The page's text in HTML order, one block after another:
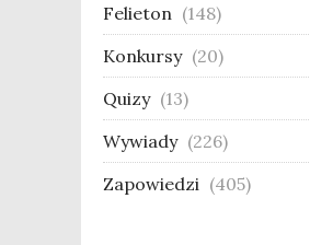
Felieton (148)
Konkursy (20)
Quizy (13)
Wywiady (226)
Zapowiedzi (405)